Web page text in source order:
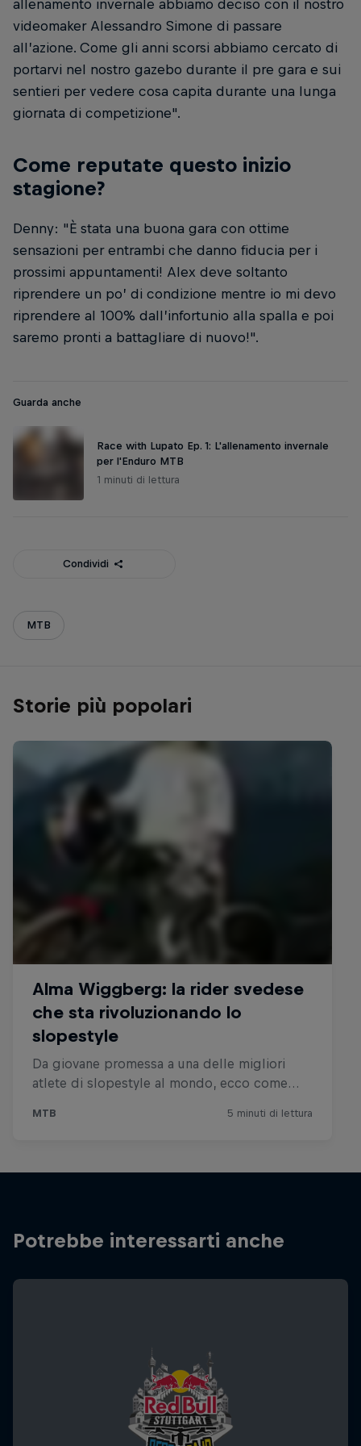
allenamento invernale abbiamo deciso con il nostro
videomaker Alessandro Simone di passare
all’azione. Come gli anni scorsi abbiamo cercato di
portarvi nel nostro gazebo durante il pre gara e sui
sentieri per vedere cosa capita durante una lunga
giornata di competizione".
Come reputate questo inizio
stagione?
Denny: "È stata una buona gara con ottime
sensazioni per entrambi che danno fiducia per i
prossimi appuntamenti! Alex deve soltanto
riprendere un po’ di condizione mentre io mi devo
riprendere al 100% dall’infortunio alla spalla e poi
saremo pronti a battagliare di nuovo!".
Guarda anche
Race with Lupato Ep. 1: L'allenamento invernale
per l'Enduro MTB
1 minuti di lettura
Condividi
MTB
Storie più popolari
Potrebbe interessarti anche